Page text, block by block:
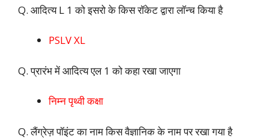
Q. आदित्य L 1 को इसरो के किस रॉकेट द्वारा लॉन्च किया है
PSLV XL
Q. प्रारंभ में आदित्य एल 1 को कहा रखा जाएगा
निम्न पृथ्वी कक्षा
Q. लैंग्रेज़ पॉइंट का नाम किस वैज्ञानिक के नाम पर रखा गया है